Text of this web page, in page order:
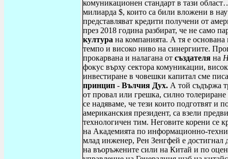
комуникационен стандарт в тази
милиарда $, които са били вложени в
представляват кредити получени от
през 2018 година разбират, че не само
култура на компанията. А тя е
темпо и високо ниво на синергиите.
прокарвана и налагана от създателя на
фокус върху сектора комуникации,
инвестиране в човешки капитал сме
принцип - Вълчия Дух. А той съдържа
от провал или грешка, силно
се надяваме, че тези които подготвят и
американския президент, са взели
технологичен тим. Неговите корени се
на Академията по информационно-
млад инженер, Рен Зенгфей е достигнал
на въоръжените сили на Китай и по